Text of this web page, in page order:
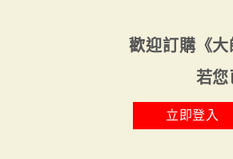
歡迎訂購《
若您
立即登入